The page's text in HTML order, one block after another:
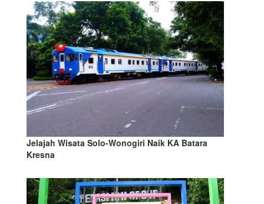
Jelajah Wisata Solo-Wonogiri Naik KA Batara
Kresna